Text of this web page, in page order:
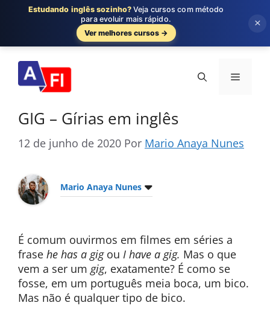
para
conteúdo
Menu
GIG – Gírias em inglês
12 de junho de 2020 Por Mario Anaya Nunes
Mario Anaya Nunes
É comum ouvirmos em filmes em séries a
frase he has a gigou I have a gig. Mas o que
vem a ser um gig, exatamente? É como se
fosse, em um português meia boca, um bico.
Mas não é qualquer tipo de bico.
Estudando inglês sozinho? Veja cursos com método
para evoluir mais rápido.
Ver melhores cursos →
×